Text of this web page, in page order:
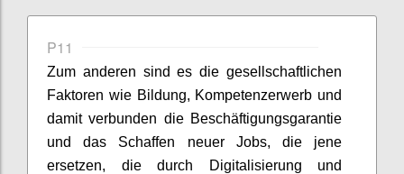
P11
Zum anderen sindes die gesellschaftlichen
Faktoren wieBildung, Kompetenzerwerb und
damit verbunden die Beschäftigungsgarantie
und das Schaffen neuer Jobs, die jene
ersetzen, die durch Digitalisierung und